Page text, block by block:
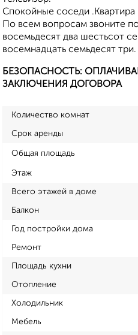
Спокойные соседи .Квартира
По всем вопросам звоните
восемьдесят два шестьсот
восемнадцать семьдесят три.
БЕЗОПАСНОСТЬ:
ЗАКЛЮЧЕНИЯ ДОГОВОРА
Количество комнат
Срок аренды
Общая площадь
Этаж
Всего этажей в доме
Балкон
Год постройки дома
Ремонт
Площадь кухни
Отопление
Холодильник
Мебель